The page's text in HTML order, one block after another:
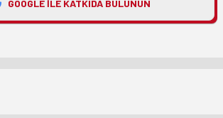
GOOGLE ILE KATKIDA BULUNUN